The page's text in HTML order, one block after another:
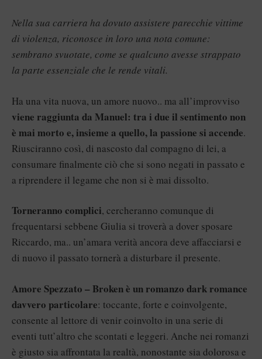
Nella sua carriera ha dovuto assistere parecchie vittime
di violenza, riconosce in loro una nota comune:
sembrano svuotate, come se qualcuno avesse strappato
la parte essenziale che le rende vitali.
Ha una vita nuova, un amore nuovo.. ma all’improvviso
viene raggiunta da Manuel: tra i due il sentimento non
è mai morto e, insieme a quello, la passione si accende.
Riusciranno così, di nascosto dal compagno di lei, a
consumare finalmente ciò che si sono negati in passato e
a riprendere il legame che non si è mai dissolto.
Torneranno complici, cercheranno comunque di
frequentarsi sebbene Giulia si troverà a dover sposare
Riccardo, ma.. un’amara verità ancora deve affacciarsi e
di nuovo il passato tornerà a disturbare il presente.
Amore Spezzato – Brokenè un romanzo dark romance
davvero particolare: toccante, forte e coinvolgente,
consente al lettore di venir coinvolto in una serie di
eventi tutt’altro che scontati e leggeri. Anche nei romanzi
è giusto sia affrontata la realtà, nonostante sia dolorosa e